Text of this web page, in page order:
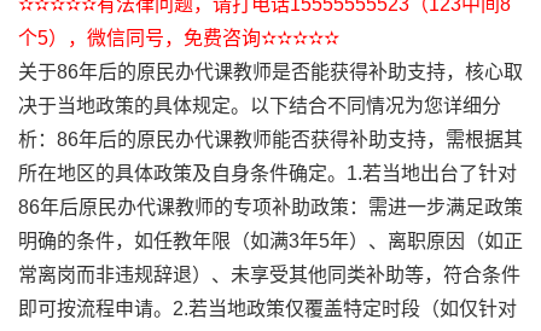
✫✫✫✫✫有法律问题，请打电话15555555523（123中间8
个5），微信同号，免费咨询✫✫✫✫✫
关于86年后的原民办代课教师是否能获得补助支持，核心取
决于当地政策的具体规定。以下结合不同情况为您详细分
析：86年后的原民办代课教师能否获得补助支持，需根据其
所在地区的具体政策及自身条件确定。1.若当地出台了针对
86年后原民办代课教师的专项补助政策：需进一步满足政策
明确的条件，如任教年限（如满3年5年）、离职原因（如正
常离岗而非违规辞退）、未享受其他同类补助等，符合条件
即可按流程申请。2.若当地政策仅覆盖特定时段（如仅针对